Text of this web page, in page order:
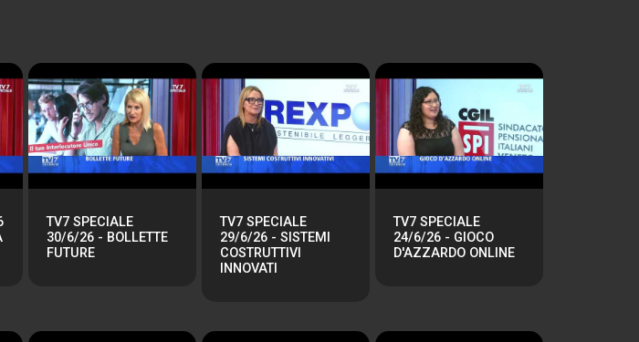
TV7 SPECIALE
30/6/26 - BOLLETTE
FUTURE
TV7 SPECIALE
29/6/26 - SISTEMI
COSTRUTTIVI
INNOVATI
TV7 SPECIALE
24/6/26 - GIOCO
D'AZZARDO ONLINE